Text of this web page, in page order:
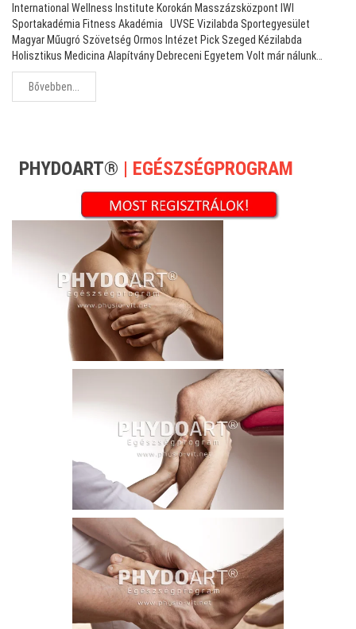
International Wellness Institute Korokán Masszázsközpont IWI
Sportakadémia Fitness Akadémia UVSE Vizilabda Sportegyesület
Magyar Műugró Szövetség Ormos Intézet Pick Szeged Kézilabda
Holisztikus Medicina Alapítvány Debreceni Egyetem Volt már nálunk…
Bővebben...
PHYDOART® | EGÉSZSÉGPROGRAM